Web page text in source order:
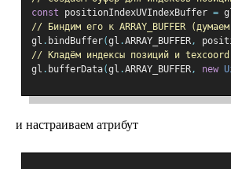
const positionIndexUVIndexBuffer =
// Биндим его к ARRAY_BUFFER
gl . bindBuffer(gl .ARRAY_BUFFER,
// Кладём индексы позиций и
gl . bufferData(gl .ARRAY_BUFFER, new
и настраиваем атрибут